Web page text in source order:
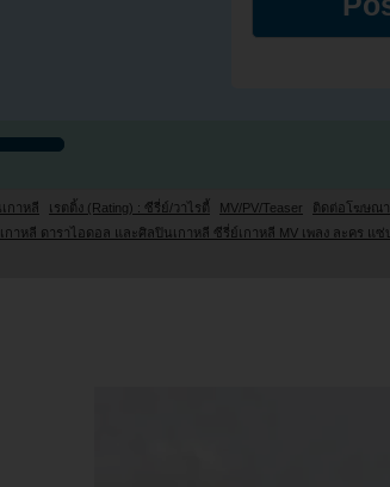
กาหลี เรตติ้ง (Rating) : ซีรี่ย์/วาไรตี้ MV/PV/Teaser ติดต่อโฆษณา
เกาหลี ดาราไอดอล และศิลปินเกาหลี ซีรี่ย์เกาหลี MV เพลง ละคร แ